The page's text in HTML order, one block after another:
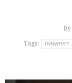
By
Tags:
INNWHY?